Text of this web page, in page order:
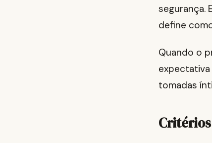
segurança.
define
Quando o
tomadas